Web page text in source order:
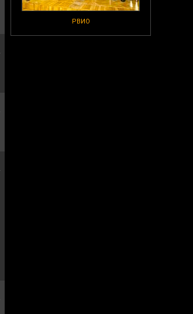
РВИО